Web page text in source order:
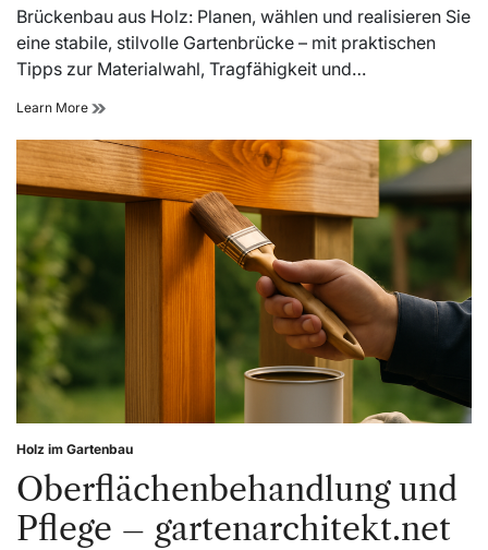
read
Brückenbau aus Holz: Planen, wählen und realisieren Sie
eine stabile, stilvolle Gartenbrücke – mit praktischen
Tipps zur Materialwahl, Tragfähigkeit und…
Learn More Brückenbau
Holz
im
Garten
–
gartenarchitekt.net
Posted
in
Holz im Gartenbau
Oberflächenbehandlung und
Pflege – gartenarchitekt.net